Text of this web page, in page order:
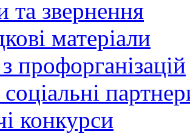
та звернення
матеріали
з профорганізацій
конкурси